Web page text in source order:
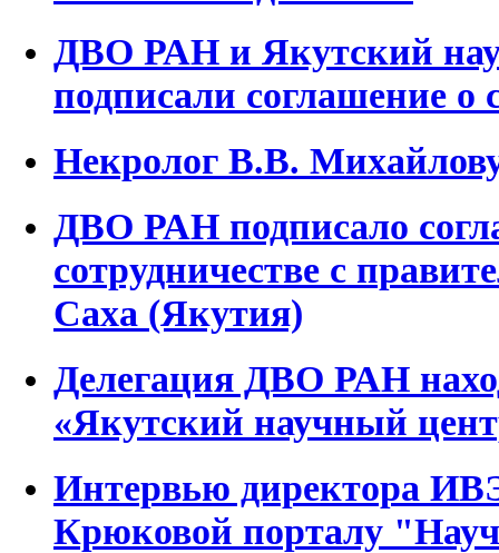
ДВО РАН и Якутский
подписали соглашение о
Некролог В.В.
ДВО РАН подписало
сотрудничестве с
Саха (Якутия)
Делегация ДВО РАН
«Якутский научный
Интервью директора
Крюковой порталу